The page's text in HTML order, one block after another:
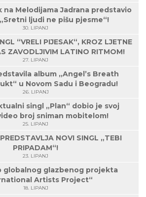
na Melodijama Jadrana predstavio
ljudi ne pišu pjesme“!
30. LIPANJ
“VRELI PIJESAK“, KROZ LJETNE
ZAVODLJIVIM LATINO RITMOM!
27. LIPANJ
album „Angel’s Breath
u Novom Sadu i Beogradu!
26. LIPANJ
singl „Plan“ dobio je svoj
broj sniman mobitelom!
25. LIPANJ
NOVI SINGL „TEBI
PRIPADAM“!
23. LIPANJ
globalnog glazbenog projekta
Artists Project“
18. LIPANJ